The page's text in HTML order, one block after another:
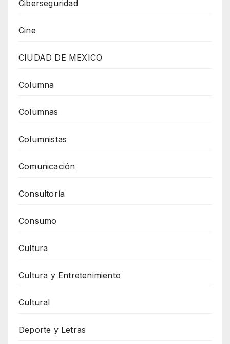
Ciberseguridad
Cine
CIUDAD DE MEXICO
Columna
Columnas
Columnistas
Comunicación
Consultoría
Consumo
Cultura
Cultura y Entretenimiento
Cultural
Deporte y Letras